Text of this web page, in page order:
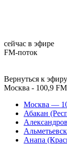
сейчас в эфире
FM-поток
Вернуться к эфиру
Москва - 100,9 FM
Москва —
Абакан
Анапа